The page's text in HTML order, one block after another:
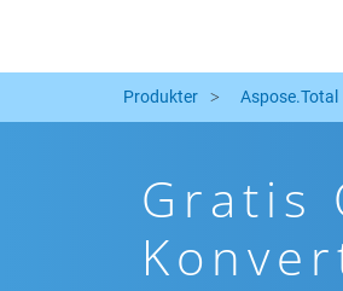
Produkter Aspose.Total
Gratis